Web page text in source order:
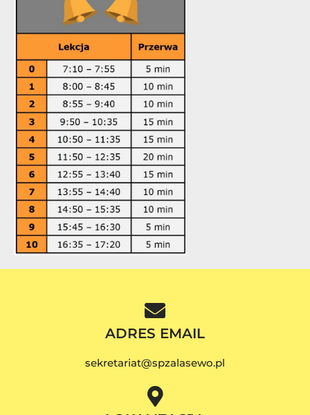
ADRES EMAIL
sekretariat@spzalasewo.pl